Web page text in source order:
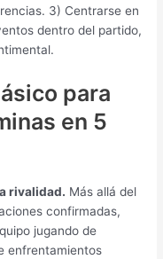
3) Centrarse en
dentro del partido,
para
en 5
rivalidad. Más allá del
confirmadas,
jugando de
enfrentamientos